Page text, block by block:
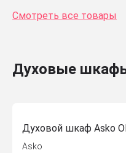
Смотреть все товары
Духовые
Духовой шкаф Asko
Asko